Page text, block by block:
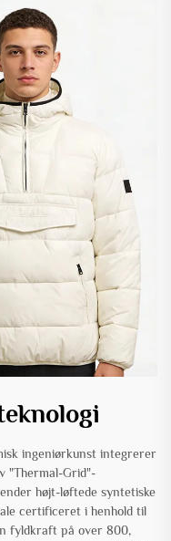
ingeniørkunst integrerer
"Thermal-Grid"-
højt-løftede syntetiske
certificeret i henhold til
fyldkraft på over 800,